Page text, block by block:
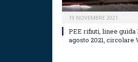
19 NOVEMBRE 2021
PEE rifiuti, linee guida
agosto 2021, circolare